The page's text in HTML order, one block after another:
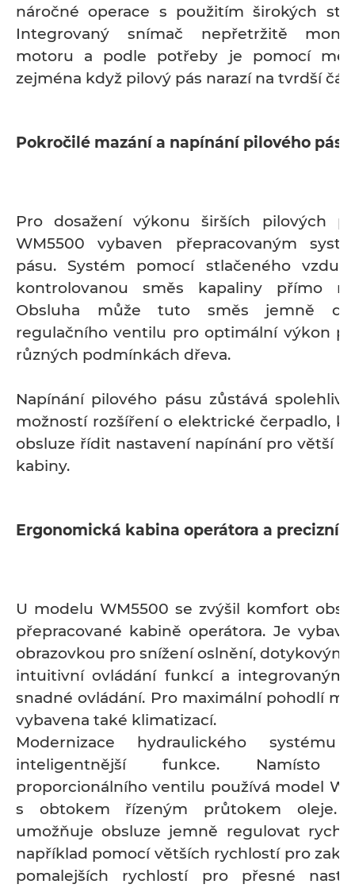
náročné operace s použitím širokých
Integrovaný snímač nepřetržitě
motoru a podle potřeby je pomocí
zejména když pilový pás narazí na tvrdší
Pokročilé mazání a napínání pilového pásu
Pro dosažení výkonu širších pilových
WM5500 vybaven přepracovaným
pásu. Systém pomocí stlačeného
kontrolovanou směs kapaliny přímo
Obsluha může tuto směs jemně
regulačního ventilu pro optimální výkon
různých podmínkách dřeva.
Napínání pilového pásu zůstává
možností rozšíření o elektrické čerpadlo,
obsluze řídit nastavení napínání pro větší
kabiny.
Ergonomická kabina operátora a precizní
U modelu WM5500 se zvýšil komfort
přepracované kabině operátora. Je
obrazovkou pro snížení oslnění, dotykovým
intuitivní ovládání funkcí a
snadné ovládání. Pro maximální pohodlí
vybavena také klimatizací.
Modernizace hydraulického
inteligentnější funkce. Namísto
proporcionálního ventilu používá model
s obtokem řízeným průtokem oleje.
umožňuje obsluze jemně regulovat
například pomocí větších rychlostí pro
pomalejších rychlostí pro přesné